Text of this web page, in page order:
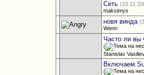
Сеть
maksimys
новя винда
Wenn
Часто ли вы
(
Stanislav
Включаем
(